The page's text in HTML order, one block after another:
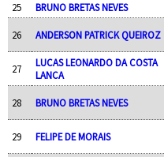
25
BRUNO BRETAS NEVES
26 ANDERSON PATRICK QUEIROZ
27
LUCAS LEONARDO DA COSTA
LANCA
28 BRUNO BRETAS NEVES
29 FELIPE DE MORAIS